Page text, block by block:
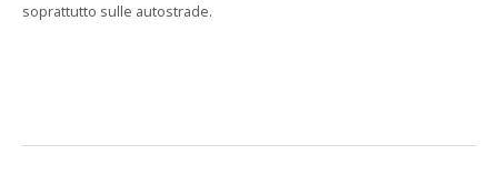
soprattutto sulle autostrade.